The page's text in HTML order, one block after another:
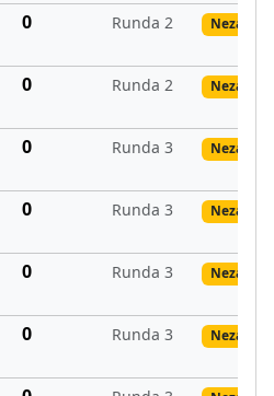
0 Runda 2
0 Runda 2
0 Runda 3
0 Runda 3
0 Runda 3
0 Runda 3